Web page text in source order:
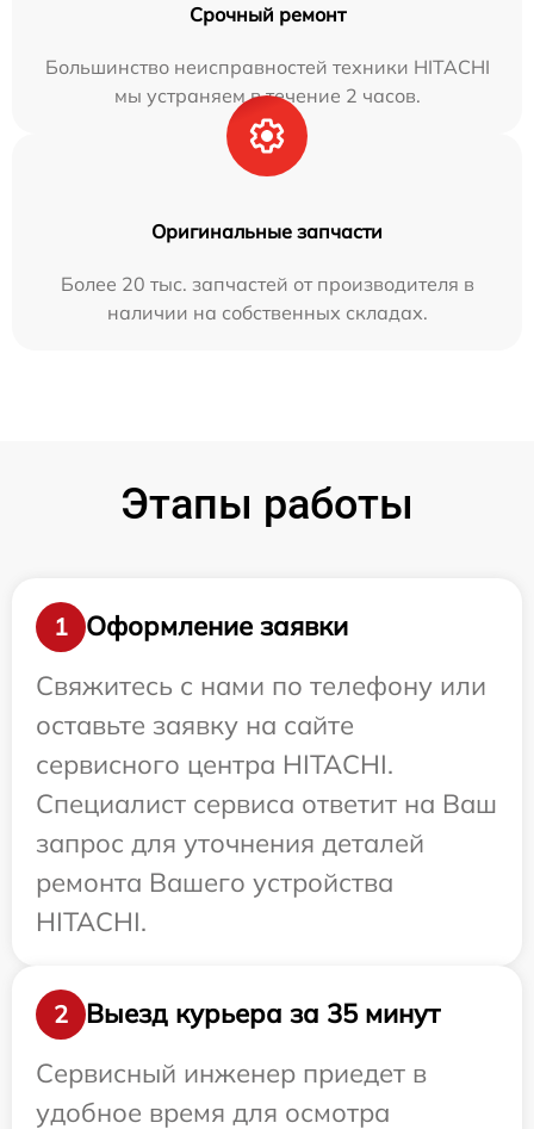
Срочный ремонт
Большинство неисправностей техники HITACHI
мы устраняем в течение 2 часов.
Оригинальные запчасти
Более 20 тыс. запчастей от производителя в
наличии на собственных складах.
Этапы работы
1
Оформление заявки
Свяжитесь с нами по телефону или
оставьте заявку на сайте
сервисного центра HITACHI.
Специалист сервиса ответит на Ваш
запрос для уточнения деталей
ремонта Вашего устройства
HITACHI.
2
Выезд курьера за 35 минут
Сервисный инженер приедет в
удобное время для осмотра